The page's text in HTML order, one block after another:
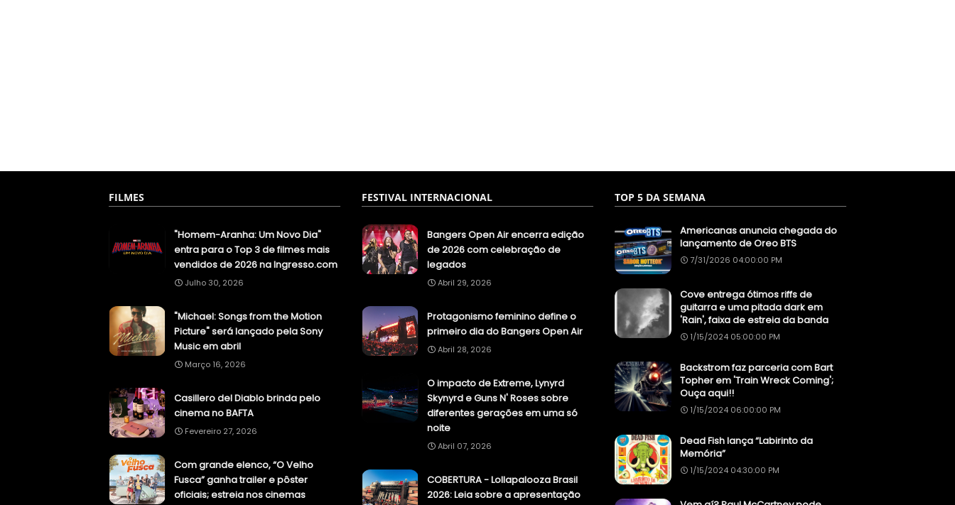
FILMES
"Homem-Aranha: Um Novo Dia"
entra para o Top 3 de filmes mais
vendidos de 2026 na Ingresso.com
Julho 30, 2026
"Michael: Songs from the Motion
Picture" será lançado pela Sony
Music em abril
Março 16, 2026
Casillero del Diablo brinda pelo
cinema no BAFTA
Fevereiro 27, 2026
Com grande elenco, “O Velho
Fusca” ganha trailer e pôster
oficiais; estreia nos cinemas
FESTIVAL INTERNACIONAL
Bangers Open Air encerra edição
de 2026 com celebração de
legados
Abril 29, 2026
Protagonismo feminino define o
primeiro dia do Bangers Open Air
Abril 28, 2026
O impacto de Extreme, Lynyrd
Skynyrd e Guns N' Roses sobre
diferentes gerações em uma só
noite
Abril 07, 2026
COBERTURA - Lollapalooza Brasil
2026: Leia sobre a apresentação
TOP 5 DA SEMANA
Americanas anuncia chegada do
lançamento de Oreo BTS
7/31/2026 04:00:00 PM
Cove entrega ótimos riffs de
guitarra e uma pitada dark em
'Rain', faixa de estreia da banda
1/15/2024 05:00:00 PM
Backstrom faz parceria com Bart
Topher em 'Train Wreck Coming';
Ouça aqui!!
1/15/2024 06:00:00 PM
Dead Fish lança “Labirinto da
Memória”
1/15/2024 04:30:00 PM